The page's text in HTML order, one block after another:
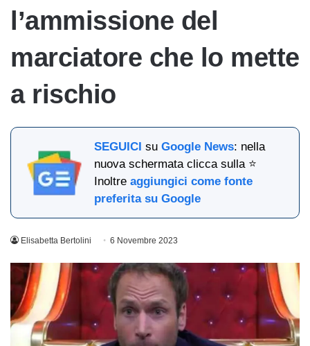
l’ammissione del
marciatore che lo mette
a rischio
SEGUICI suGoogle News: nella
nuova schermata clicca sulla ⭐
Inoltreaggiungici come fonte
preferita su Google
Elisabetta Bertolini 6 Novembre 2023